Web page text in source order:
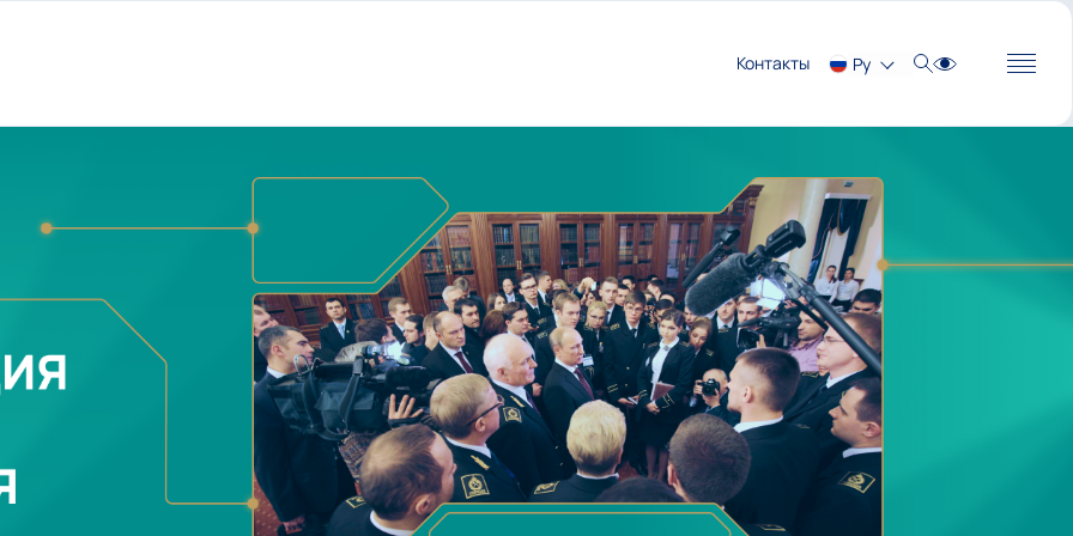
Контакты Ру